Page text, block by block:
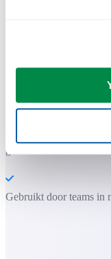
Je kunt meteen aan de
De meeste gebruikers
gebruiken velen ASAP
Gebruikt door teams in